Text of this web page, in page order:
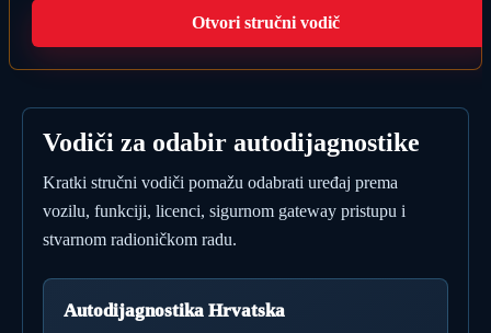
Otvori stručni vodič
Vodiči za odabir autodijagnostike
Kratki stručni vodiči pomažu odabrati uređaj prema
vozilu, funkciji, licenci, sigurnom gateway pristupu i
stvarnom radioničkom radu.
Autodijagnostika Hrvatska